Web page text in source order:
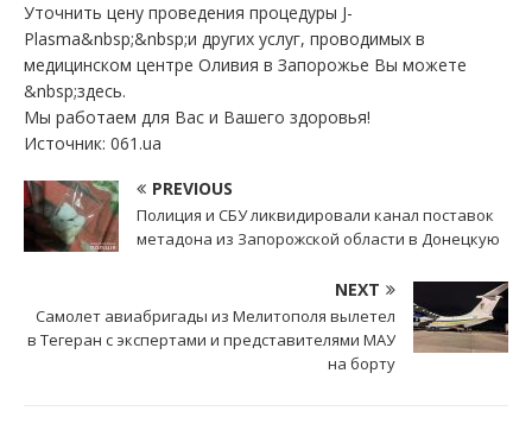
Уточнить цену проведения процедуры J-
Plasma&nbsp;&nbsp;и других услуг, проводимых в
медицинском центре Оливия в Запорожье Вы можете
&nbsp;здесь.
Мы работаем для Вас и Вашего здоровья!
Источник: 061.ua
PREVIOUS
Полиция и СБУ ликвидировали канал поставок
метадона из Запорожской области в Донецкую
NEXT
Самолет авиабригады из Мелитополя вылетел
в Тегеран с экспертами и представителями МАУ
на борту